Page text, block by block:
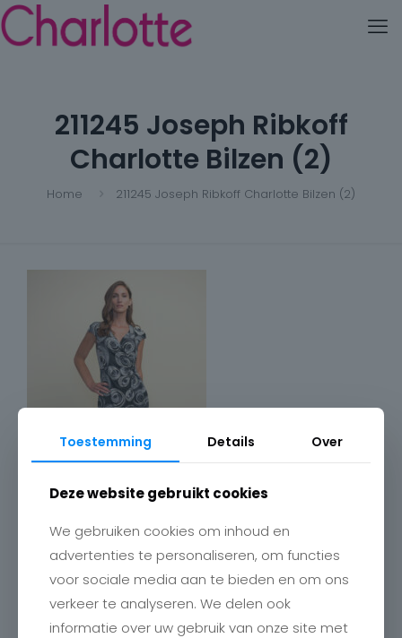
211245 Joseph Ribkoff
Charlotte Bilzen (2)
Home 211245 Joseph Ribkoff Charlotte Bilzen (2)
Contact
Toestemming Details Over
Deze website gebruikt cookies
We gebruiken cookies om inhoud en
advertenties te personaliseren, om functies
voor sociale media aan te bieden en om ons
verkeer te analyseren. We delen ook
informatie over uw gebruik van onze site met